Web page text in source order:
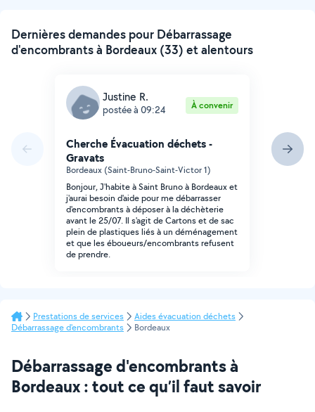
Dernières demandes pour Débarrassage
d'encombrants à Bordeaux (33) et alentours
Justine R.
postée à 09:24 À convenir
Cherche Évacuation déchets -
Gravats
Bordeaux (Saint-Bruno-Saint-Victor 1)
Bonjour, J'habite à Saint Bruno à Bordeaux et
j'aurai besoin d'aide pour me débarrasser
d'encombrants à déposer à la déchèterie
avant le 25/07. Il s'agit de Cartons et de sac
plein de plastiques liés à un déménagement
et que les éboueurs/encombrants refusent
de prendre.
Prestations de services
Aides évacuation déchets
Débarrassage d'encombrants
Bordeaux
Débarrassage d'encombrants à
Bordeaux : tout ce qu’il faut savoir